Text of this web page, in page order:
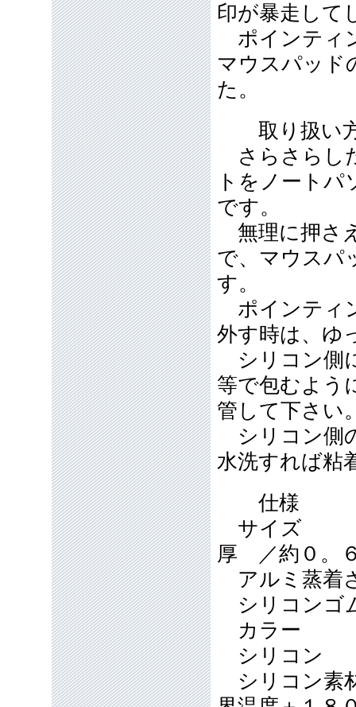
印が暴走して
ポインティ
マウスパッド
た。
取り扱い方
さらさらし
トをノート
です。
無理に押さ
で、マウスパ
す。
ポインティ
外す時は、ゆ
シリコン側
等で包むよう
管して下さい
シリコン側
水洗すれば粘
仕様
サイズ
厚 ／約０。
アルミ蒸着
シリコン
カラ
シリ
シリコン素